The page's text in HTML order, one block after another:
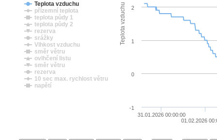
Teplota vzduchu
Teplota vzduchu
přízemní teplota
teplota půdy 1
teplota půdy 2
rezerva
srážky
Vlhkost vzduchu
směr větru
ovlhčení listu
směr větru
rezerva
10 sec max. rychlost větru
napětí
31.01.2026 00:00:00
01.02.2026
-1
0
1
2